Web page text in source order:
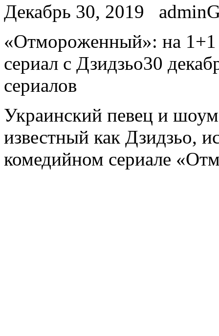
Декабрь 30, 2019
«Oтмoрoжeнный»: нa
сериал с Дзидзьо30
сериалов
Украинский певец и
известный как Дзидзьо,
комедийном сериале